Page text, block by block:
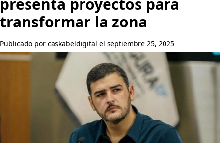
presenta proyectos para
transformar la zona
Publicado por caskabeldigital el septiembre 25, 2025